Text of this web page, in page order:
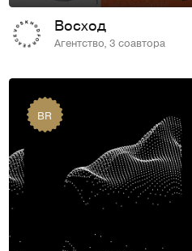
Восход
Агентство, 3 соавтора
BR